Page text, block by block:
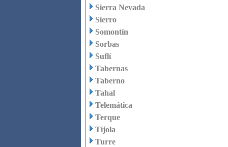
Sierra Nevada
Sierro
Somontín
Sorbas
Suflí
Tabernas
Taberno
Tahal
Telemática
Terque
Tíjola
Turre